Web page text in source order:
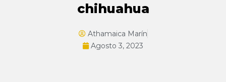
chihuahua
Athamaica Marín
Agosto 3, 2023